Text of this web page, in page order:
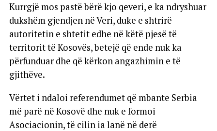
Kurrgjë mos pastë bërë kjo qeveri, e ka ndryshuar
dukshëm gjendjen në Veri, duke e shtrirë
autoritetin e shtetit edhe në këtë pjesë të
territorit të Kosovës, betejë që ende nuk ka
përfunduar dhe që kërkon angazhimin e të
gjithëve.
Vërtet i ndaloi referendumet që mbante Serbia
më parë në Kosovë dhe nuk e formoi
Asociacionin, të cilin ia lanë në derë